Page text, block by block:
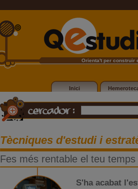
Orienta't per construir
Inici
Tècniques d'estudi i
Fes més rentable el teu temps
S'ha acabat